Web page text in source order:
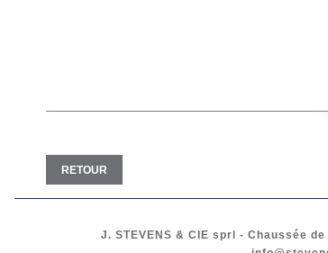
RETOUR
J. STEVENS & CIE sprl - Chaussée